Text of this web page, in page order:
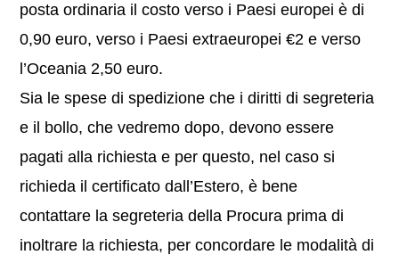
posta ordinaria il costo verso i Paesi europei è di
0,90 euro, verso i Paesi extraeuropei €2 e verso
l’Oceania 2,50 euro.
Sia le spese di spedizione che i diritti di segreteria
e il bollo, che vedremo dopo, devono essere
pagati alla richiesta e per questo, nel caso si
richieda il certificato dall’Estero, è bene
contattare la segreteria della Procura prima di
inoltrare la richiesta, per concordare le modalità di